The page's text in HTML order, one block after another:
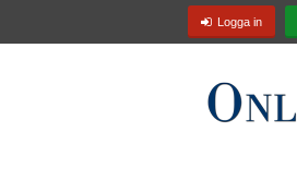
Logga in